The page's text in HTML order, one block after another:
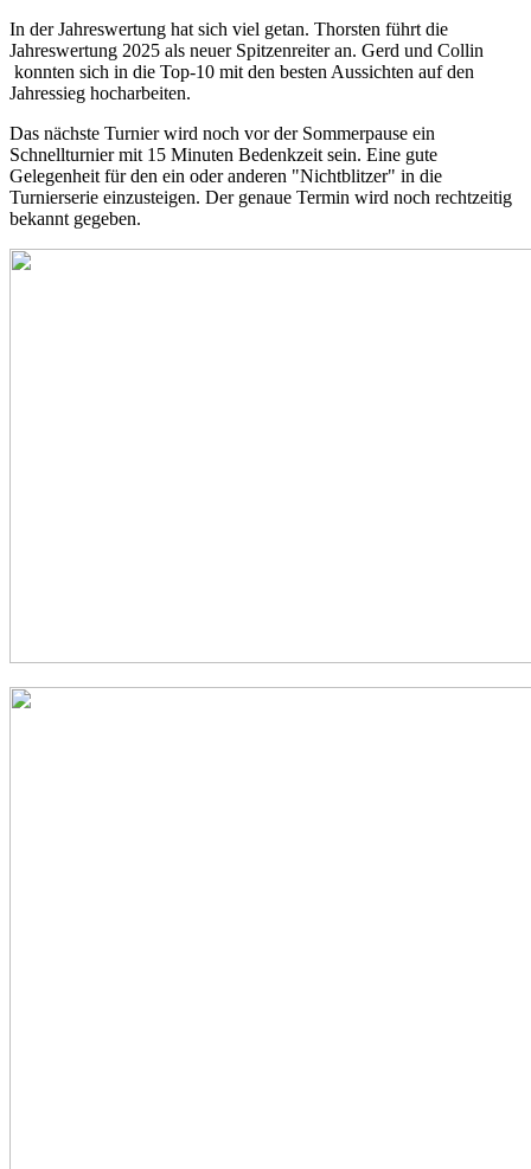
In der Jahreswertung hat sich viel getan. Thorsten führt die
Jahreswertung 2025 als neuer Spitzenreiter an. Gerd und Collin
konnten sich in die Top-10 mit den besten Aussichten auf den
Jahressieg hocharbeiten.
Das nächste Turnier wird noch vor der Sommerpause ein
Schnellturnier mit 15 Minuten Bedenkzeit sein. Eine gute
Gelegenheit für den ein oder anderen "Nichtblitzer" in die
Turnierserie einzusteigen. Der genaue Termin wird noch rechtzeitig
bekannt gegeben.